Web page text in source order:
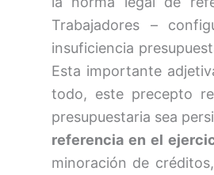
Trabajadores –
insuficiencia
Esta importante
todo, este precepto
presupuestaria sea
referencia en el
minoración de